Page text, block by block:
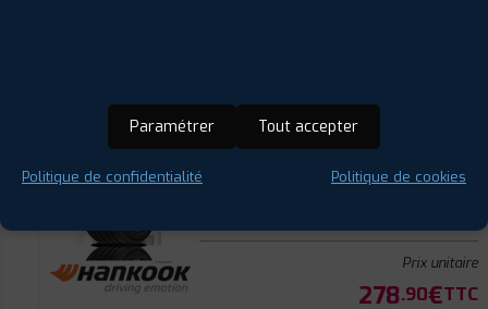
CODE EAN : 8808563570976
Été
Prix unitaire
278.90€TTC
Paramétrer Tout accepter
Politique de confidentialité Politique de cookies